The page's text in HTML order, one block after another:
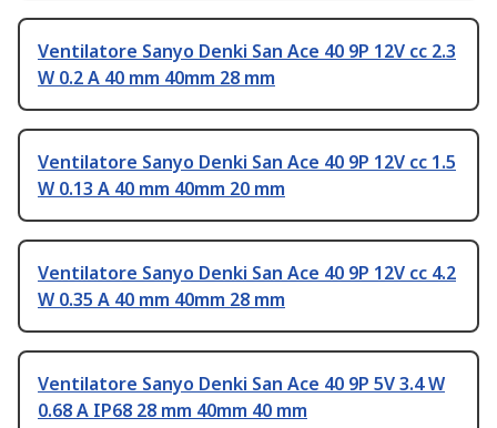
Ventilatore Sanyo Denki San Ace 40 9P 12V cc 2.3
W 0.2 A 40 mm 40mm 28 mm
Ventilatore Sanyo Denki San Ace 40 9P 12V cc 1.5
W 0.13 A 40 mm 40mm 20 mm
Ventilatore Sanyo Denki San Ace 40 9P 12V cc 4.2
W 0.35 A 40 mm 40mm 28 mm
Ventilatore Sanyo Denki San Ace 40 9P 5V 3.4 W
0.68 A IP68 28 mm 40mm 40 mm